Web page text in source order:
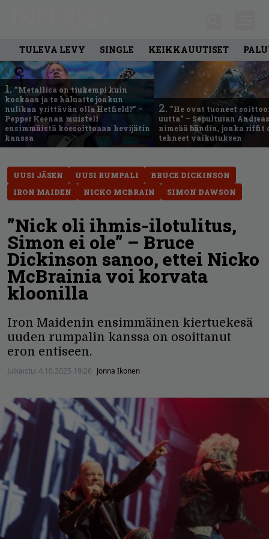
TULEVA LEVY SINGLE KEIKKAUUTISET
1. ”Metallica on tiukempi kuin
koskaan ja te haluatte jonkun
nulikan yrittävän olla Hetfield?” –
Pepper Keenan muisteli
ensimmäistä koesoittoaan hevijätin
kanssa
2. ”He ovat tuoneet
uutta” – Sepulturan
nimeää bändin, jonka riffit
tehneet vaikutuksen
UUSI JÄSEN UUSI RUMPALI
BRUCE DICKINSON
IRON MAIDEN
NICKO MCBRAIN SIMON DAWSON
”Nick oli ihmis-ilotulitus,
Simon ei ole” – Bruce
Dickinson sanoo, ettei Nicko
McBrainia voi korvata
kloonilla
Iron Maidenin ensimmäinen kiertuekesä
uuden rumpalin kanssa on osoittanut
eron entiseen.
Julkaistu: 4.10.2025 19:26 Jonna Ikonen